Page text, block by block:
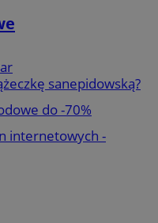
sanepidowską?
do -70%
internetowych -